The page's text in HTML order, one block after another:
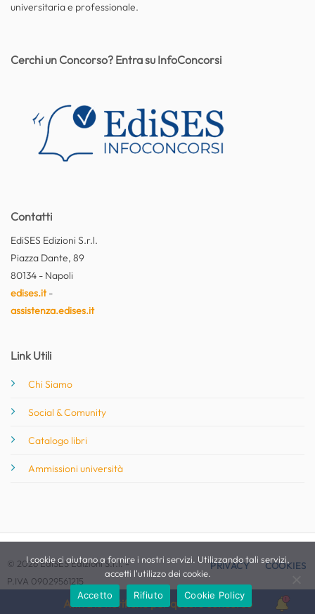
Attiva le notifiche per questo concorso
universitaria e professionale.
Contatti
EdiSES Edizioni S.r.l.
Piazza Dante, 89
80134 - Napoli
edises.it-
assistenza.edises.it
Link Utili
Chi Siamo
Social & Comunity
Catalogo libri
Ammissioni università
Cerchi un Concorso? Entra su InfoConcorsi
© 2026 EdiSES Edizioni S.r.l. -
P.IVA 09029561215
PRIVACY COOKIES
I cookie ci aiutano a fornire i nostri servizi. Utilizzando tali servizi,
accetti l'utilizzo dei cookie.
Accetto
Rifiuto Cookie Policy